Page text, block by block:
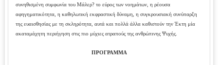
συνηθισμένη συμφωνία του Μάλερ? το εύρος των νοημάτων, η ρέουσα
αφηγηματικότητα, η καθηλωτική εκφραστική δύναμη, η συγκρουσιακή συνύπαρξη
της ευαισθησίας με τη σκληρότητα, αυτά και πολλά άλλα καθιστούν την Έκτη μία
ακαταμάχητη περιήγηση στις πιο μύχιες ατραπούς της ανθρώπινης Ψυχής.
ΠΡΟΓΡΑΜΜΑ